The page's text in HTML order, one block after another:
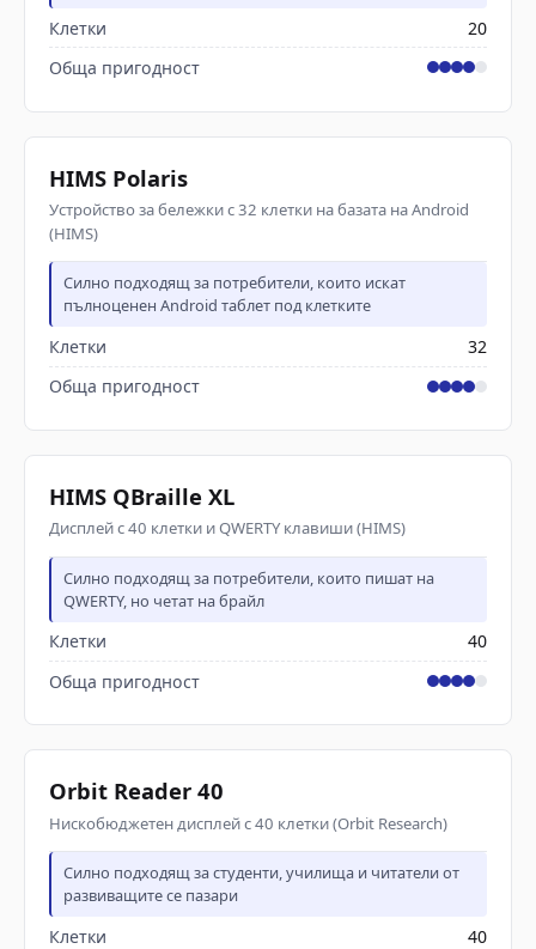
Клетки
20
Обща пригодност
HIMS Polaris
Устройство за бележки с 32 клетки на базата на Android
(HIMS)
Силно подходящ за потребители, които искат
пълноценен Android таблет под клетките
Клетки
32
Обща пригодност
HIMS QBraille XL
Дисплей с 40 клетки и QWERTY клавиши (HIMS)
Силно подходящ за потребители, които пишат на
QWERTY, но четат на брайл
Клетки
40
Обща пригодност
Orbit Reader 40
Нискобюджетен дисплей с 40 клетки (Orbit Research)
Силно подходящ за студенти, училища и читатели от
развиващите се пазари
Клетки
40